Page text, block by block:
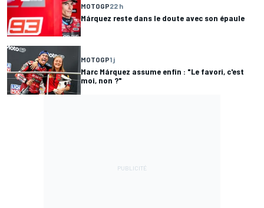
MOTOGP22 h
Márquez reste dans le doute avec son épaule
MOTOGP1 j
Marc Márquez assume enfin : "Le favori, c'est
moi, non ?"